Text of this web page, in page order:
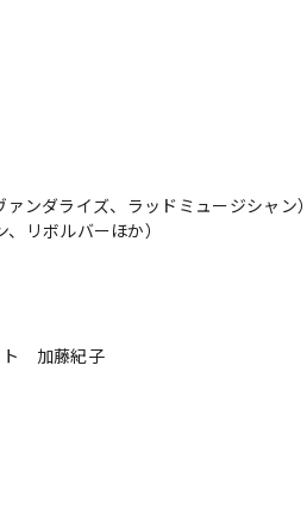
ンダライズ、ラッドミュージシャン）
リボルバーほか）
ト 加藤紀子